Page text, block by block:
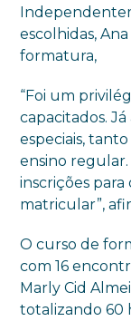
escolhidas,
formatura,
“Foi um
capacitados.
especiais,
ensino
inscrições
matricular”,
O curso de
com 16
Marly Cid
totalizando 60